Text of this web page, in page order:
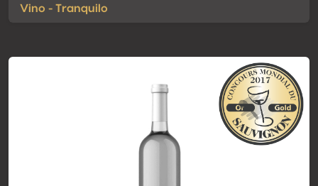
Vino - Tranquilo